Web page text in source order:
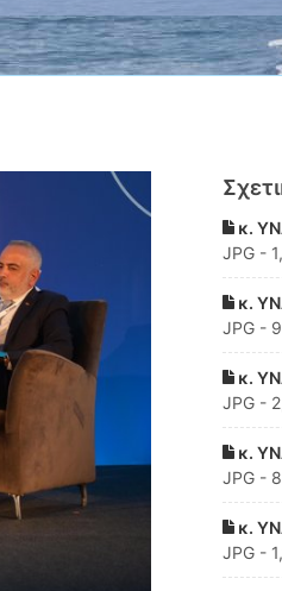
κ.
JPG -
κ.
JPG -
κ.
JPG -
κ.
JPG -
κ.
JPG -